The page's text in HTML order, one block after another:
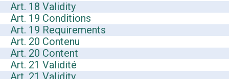
Art. 18 Validity
Art. 19 Conditions
Art. 19 Requirements
Art. 20 Contenu
Art. 20 Content
Art. 21 Validité